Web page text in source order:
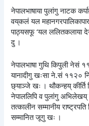
नेपालभाषाया पुलांगु नाटक
वय्‌कलं यल
पाठ्यसफू ‘यल ललितकलाया
दु ।
नेपालभाषा गुथि किपुली नेसं
यानादीगु खःसा ने.सं ११२०
छ्याञ्जे खः । थौकन्हय् कीर्ति
नेपाललिपि व पुलांगु
तत्कालीन सम्मानीय राष्ट्रपति
सम्मानित जूगु खः ।